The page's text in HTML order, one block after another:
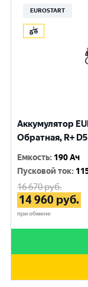
EUROSTART
Аккумулятор
Обратная, R+
Емкость: 190 Ач
Пусковой ток:
16 670руб.
14 960 руб.
при обмене